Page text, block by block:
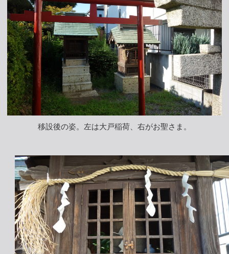
移設後の姿。左は大戸稲荷、右がお聖さま。